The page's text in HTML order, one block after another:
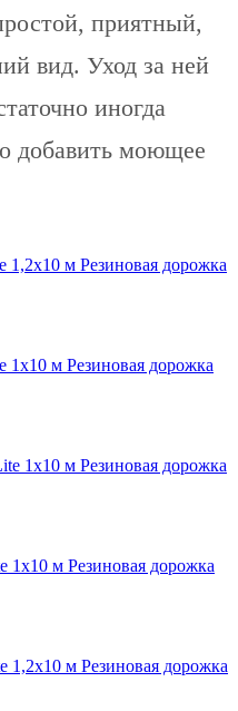
приятный,
вид. Уход за ней
иногда
добавить моющее
Резиновая дорожка
Резиновая дорожка
Резиновая дорожка
Резиновая дорожка
Резиновая дорожка